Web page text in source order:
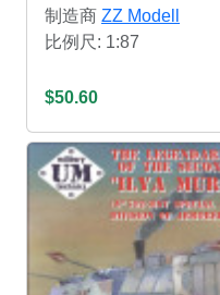
制造商 ZZ Modell
比例尺: 1:87
$50.60